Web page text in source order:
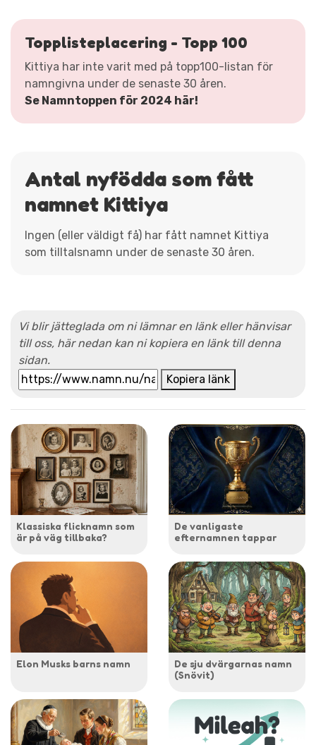
Topplisteplacering - Topp 100
Kittiya har inte varit med på topp100-listan för
namngivna under de senaste 30 åren.
Se Namntoppen för 2024 här!
Antal nyfödda som fått
namnet Kittiya
Ingen (eller väldigt få) har fått namnet Kittiya
som tilltalsnamn under de senaste 30 åren.
Vi blir jätteglada om ni lämnar en länk eller hänvisar
till oss, här nedan kan ni kopiera en länk till denna
sidan.
Kopiera länk
Klassiska flicknamn som
är på väg tillbaka?
De vanligaste
efternamnen tappar
Elon Musks barns namn
De sju dvärgarnas namn
(Snövit)